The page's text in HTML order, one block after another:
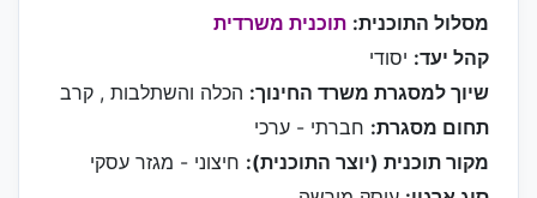
מסלול התוכנית: תוכנית משרדית
קהל יעד: יסודי
שיוך למסגרת משרד החינוך: הכלה והשתלבות , קרב
תחום מסגרת: חברתי - ערכי
מקור תוכנית (יוצר התוכנית): חיצוני - מגזר עסקי